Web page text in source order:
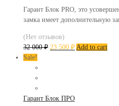
Гарант Блок PRO, это
замка имеет дополнительную
(Нет отзывов)
32 000₽ 23 500 ₽ Add to cart
Sale!
Гарант Блок ПРО